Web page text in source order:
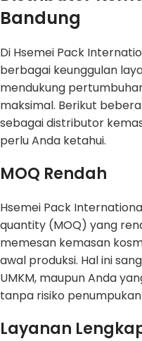
Bandung
Di Hsemei Pack
berbagai keunggulan
mendukung
maksimal. Berikut
sebagai distributor
perlu Anda ketahui.
MOQ Rendah
Hsemei Pack
quantity (MOQ) yang
memesan kemasan
awal produksi. Hal ini
UMKM, maupun Anda
tanpa risiko
Layanan